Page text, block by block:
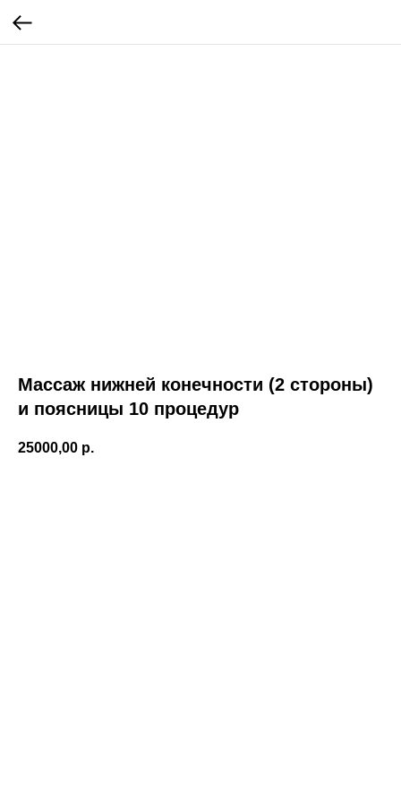
Массаж нижней конечности (2 стороны)
и поясницы 10 процедур
25000,00 р.